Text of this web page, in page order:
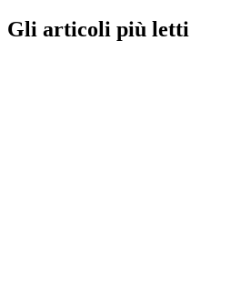
Gli articoli più letti